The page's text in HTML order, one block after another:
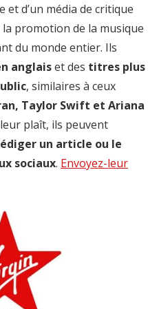
et d’un média de critique
la promotion de la musique
du monde entier. Ils
anglaiset des titres plus
, similaires à ceux
Taylor Swift et Ariana
plaît, ils peuvent
un article ou le
sociaux. Envoyez-leur